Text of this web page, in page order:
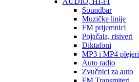
Soundbar
Muzičke linije
FM prijemnici
Pojačala, risiveri
Diktafoni
MP3 i MP4 plejeri
Auto radio
Zvučnici za auto